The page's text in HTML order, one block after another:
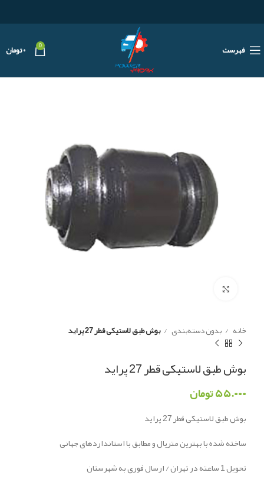
فهرست 0 ۰تومان
خانه بدون دسته‌بندی بوش طبق لاستیکی قطر 27 پراید
بوش طبق لاستیکی قطر 27 پراید
۵۵.۰۰۰تومان
بوش طبق لاستیکی قطر 27 پراید
ساخته شده با بهترین متریال و مطابق با استانداردهای جهانی
تحویل 1 ساعته در تهران / ارسال فوری به شهرستان